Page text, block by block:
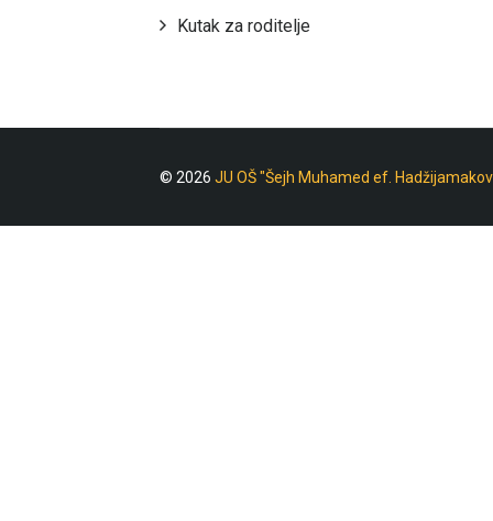
Kutak za roditelje
© 2026 JU OŠ "Šejh Muhamed ef.